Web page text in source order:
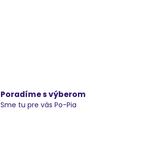
Poradíme s výberom
Sme tu pre vás Po-Pia